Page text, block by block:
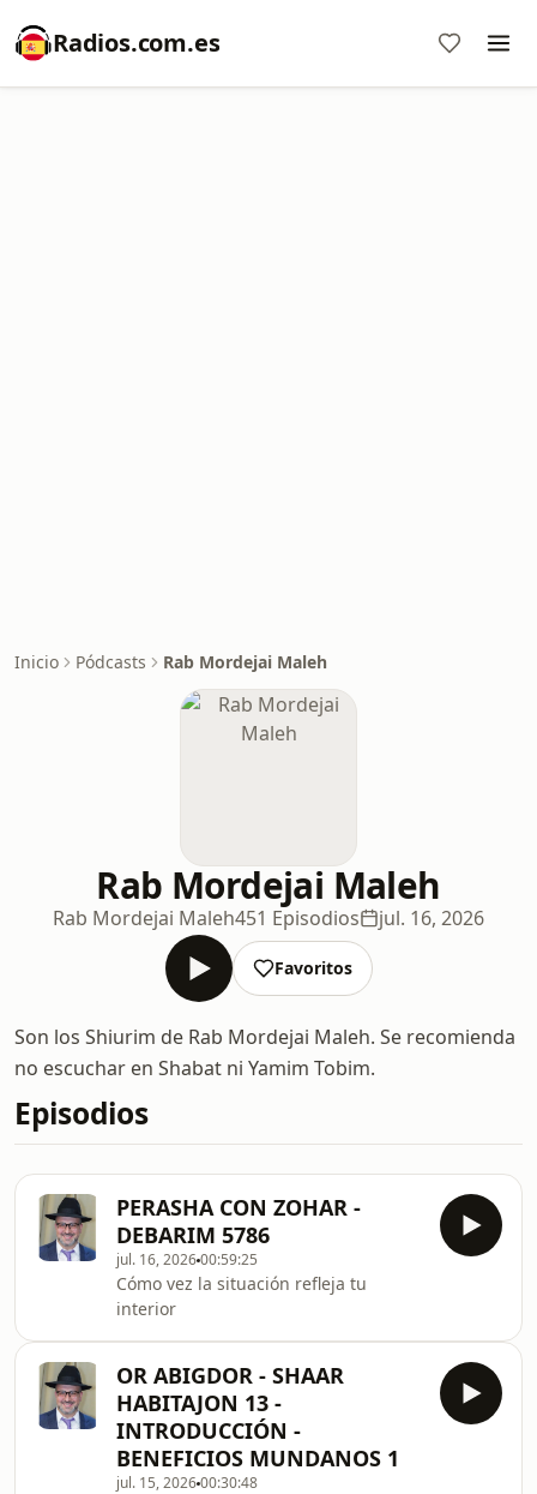
Radios.com.es
Inicio Pódcasts Rab Mordejai Maleh
Rab Mordejai Maleh
Rab Mordejai Maleh451 Episodios jul. 16, 2026
Favoritos
Son los Shiurim de Rab Mordejai Maleh. Se recomienda
no escuchar en Shabat ni Yamim Tobim.
Episodios
PERASHA CON ZOHAR -
DEBARIM 5786
jul. 16, 202600:59:25
Cómo vez la situación refleja tu
interior
OR ABIGDOR - SHAAR
HABITAJON 13 -
INTRODUCCIÓN -
BENEFICIOS MUNDANOS 1
jul. 15, 202600:30:48